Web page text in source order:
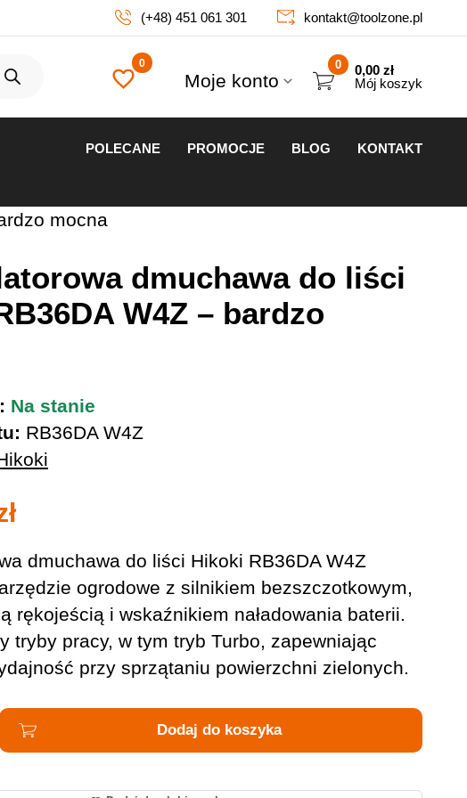
(+48) 451 061 301 kontakt@toolzone.pl
Moje konto
0,00 zł
Mój koszyk
0
POLECANE PROMOCJE BLOG KONTAKT
mocna
dmuchawa do liści
W4Z – bardzo
Na stanie
RB36DA W4Z
dmuchawa do liści Hikoki RB36DA W4Z
ogrodowe z silnikiem bezszczotkowym,
rękojeścią i wskaźnikiem naładowania baterii.
tryby pracy, w tym tryb Turbo, zapewniając
przy sprzątaniu powierzchni zielonych.
Dodaj do koszyka